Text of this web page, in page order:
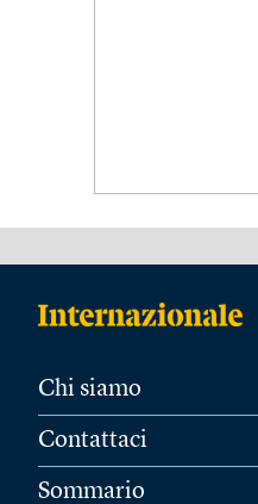
Chi siamo
Contattaci
Sommario